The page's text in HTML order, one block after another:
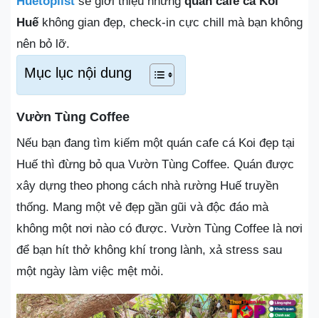
Huếkhông gian đẹp, check-in cực chill mà bạn không
nên bỏ lỡ.
Mục lục nội dung
Vườn Tùng Coffee
Nếu bạn đang tìm kiếm một quán cafe cá Koi đẹp tại
Huế thì đừng bỏ qua Vườn Tùng Coffee. Quán được
xây dựng theo phong cách nhà rường Huế truyền
thống. Mang một vẻ đẹp gần gũi và độc đáo mà
không một nơi nào có được. Vườn Tùng Coffee là nơi
để bạn hít thở không khí trong lành, xả stress sau
một ngày làm việc mệt mỏi.